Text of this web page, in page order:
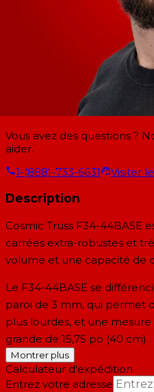
Vous avez des questions ?
aider.
1-(888)-733-6631
Visiter
Description
Cosmic Truss F34-44BASE
carrées extra-robustes et
volume et une capacité de
Le F34-44BASE se
paroi de 3 mm, qui permet
plus lourdes, et une
grande de 15,75 po (40 cm).
Montrer plus
Calculateur d'expédition
Entrez votre adresse